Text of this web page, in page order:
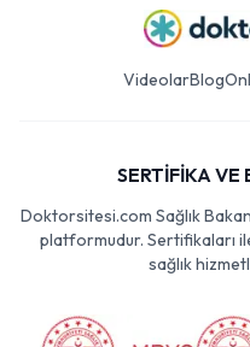
VideolarBlog
SERTİFİKA VE
Doktorsitesi.com Sağlık
platformudur. Sertifikaları
sağlık